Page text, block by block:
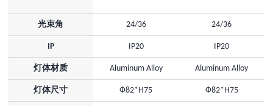
光束角 24/36 24/36
IP IP20 IP20
灯体材质 Aluminum Alloy Aluminum Alloy
灯体尺寸 Ф82*H75 Ф82*H75